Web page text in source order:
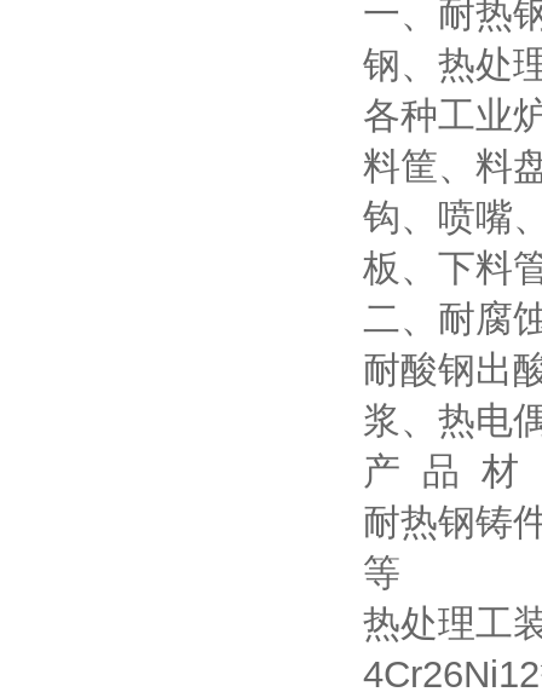
一、耐热
钢、热处
各种工业
料筐、料
钩、喷嘴
板、下料
二、耐腐
耐酸钢出
浆、热电
产 品 材
耐热钢铸
等
热处理工